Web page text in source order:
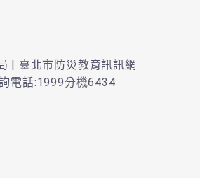
| 臺北市防災教育訊訊網
電話:1999分機6434